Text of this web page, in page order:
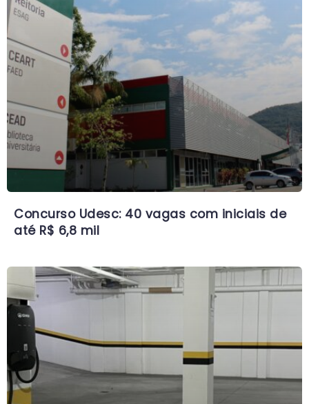
Concurso Udesc: 40 vagas com iniciais de
até R$ 6,8 mil